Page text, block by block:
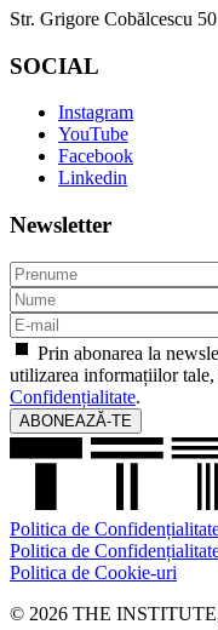
Str. Grigore Cobălcescu 50
SOCIAL
Instagram
YouTube
Facebook
Linkedin
Newsletter
Prin abonarea la
utilizarea informațiilor
Confidențialitate.
ABONEAZĂ-TE
Politica de
Politica de
Politica de Cookie-uri
© 2026 THE INSTITUTE,